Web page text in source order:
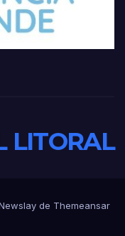
LITORAL
de Themeansar